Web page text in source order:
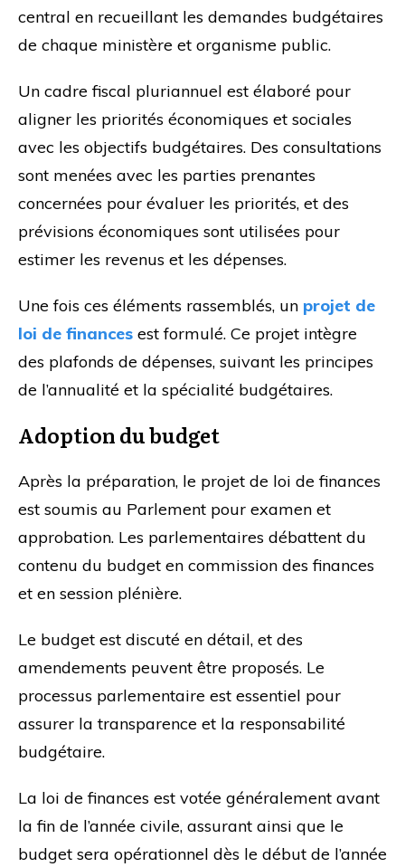
central en recueillant les demandes budgétaires
de chaque ministère et organisme public.
Un cadre fiscal pluriannuel est élaboré pour
aligner les priorités économiques et sociales
avec les objectifs budgétaires. Des consultations
sont menées avec les parties prenantes
concernées pour évaluer les priorités, et des
prévisions économiques sont utilisées pour
estimer les revenus et les dépenses.
Une fois ces éléments rassemblés, un projet de
loi de finances est formulé. Ce projet intègre
des plafonds de dépenses, suivant les principes
de l’annualité et la spécialité budgétaires.
Adoption du budget
Après la préparation, le projet de loi de finances
est soumis au Parlement pour examen et
approbation. Les parlementaires débattent du
contenu du budget en commission des finances
et en session plénière.
Le budget est discuté en détail, et des
amendements peuvent être proposés. Le
processus parlementaire est essentiel pour
assurer la transparence et la responsabilité
budgétaire.
La loi de finances est votée généralement avant
la fin de l’année civile, assurant ainsi que le
budget sera opérationnel dès le début de l’année